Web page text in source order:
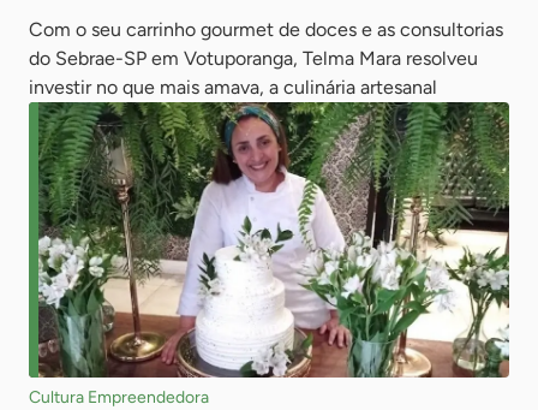
Com o seu carrinho gourmet de doces e as consultorias
do Sebrae-SP em Votuporanga, Telma Mara resolveu
investir no que mais amava, a culinária artesanal
Cultura Empreendedora